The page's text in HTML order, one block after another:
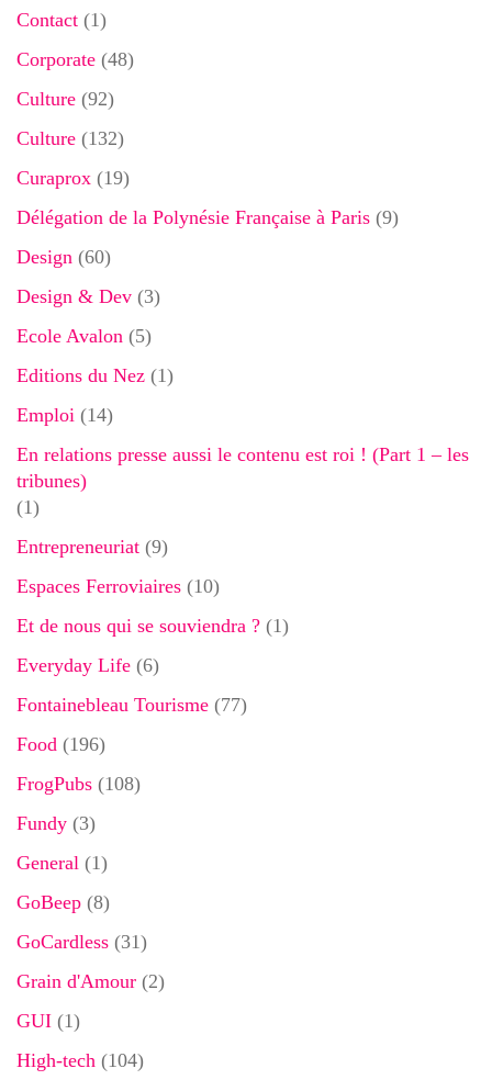
Contact (1)
Corporate (48)
Culture (92)
Culture (132)
Curaprox (19)
Délégation de la Polynésie Française à Paris (9)
Design (60)
Design & Dev (3)
Ecole Avalon (5)
Editions du Nez (1)
Emploi (14)
En relations presse aussi le contenu est roi ! (Part 1 – les
tribunes)
(1)
Entrepreneuriat (9)
Espaces Ferroviaires (10)
Et de nous qui se souviendra ? (1)
Everyday Life (6)
Fontainebleau Tourisme (77)
Food (196)
FrogPubs (108)
Fundy (3)
General (1)
GoBeep (8)
GoCardless (31)
Grain d'Amour (2)
GUI (1)
High-tech (104)